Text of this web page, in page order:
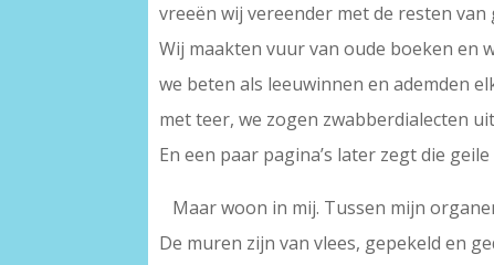
vreeën wij vereender met de resten van
Wij maakten vuur van oude boeken en
we beten als leeuwinnen en ademden
met teer, we zogen zwabberdialecten
En een paar pagina’s later zegt die
Maar woon in mij. Tussen mijn
De muren zijn van vlees, gepekeld en